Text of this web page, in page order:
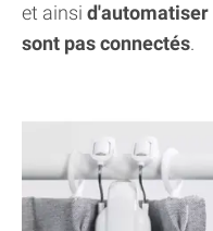
et ainsi d'automatiser
sont pas connectés.